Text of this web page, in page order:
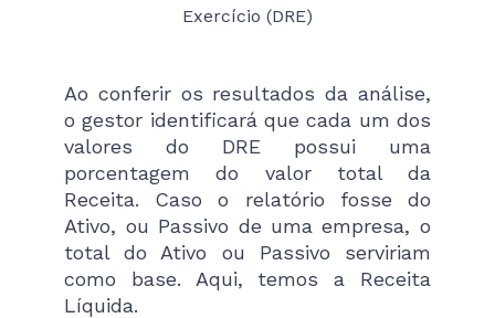
Exercício (DRE)
Ao conferir os resultados da análise,
o gestor identificará que cada um dos
valores do DRE possui uma
porcentagem do valor total da
Receita. Caso o relatório fosse do
Ativo, ou Passivo de uma empresa, o
total do Ativo ou Passivo serviriam
como base. Aqui, temos a Receita
Líquida.